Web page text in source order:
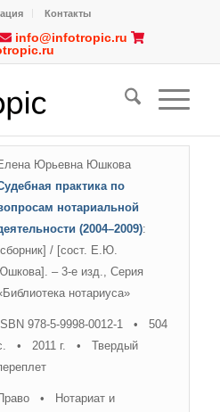
Контакты
info@infotropic.ru
Юрьевна Юшкова
практика по
нотариальной
(2004–2009):
/ [сост. Е.Ю.
– 3-е изд., Серия
нотариуса»
ISBN 978-5-9998-0012-1 • 504
• 2011 г. • Твердый
• Нотариат и